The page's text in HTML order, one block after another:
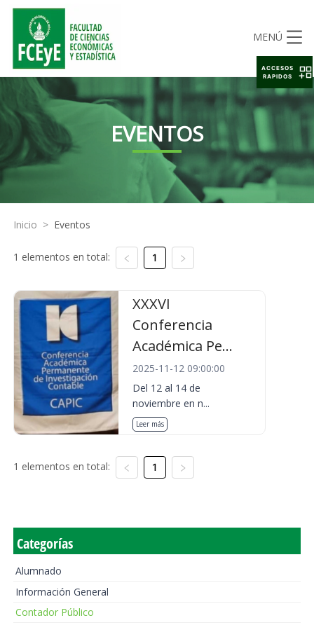
MENÚ
EVENTOS
Inicio > Eventos
1 elementos en total: 1
XXXVI
Conferencia
Académica Pe...
2025-11-12 09:00:00
Del 12 al 14 de
noviembre en n...
Leer más
1 elementos en total: 1
Categorías
Alumnado
Información General
Contador Público
ACCESOS
RAPIDOS